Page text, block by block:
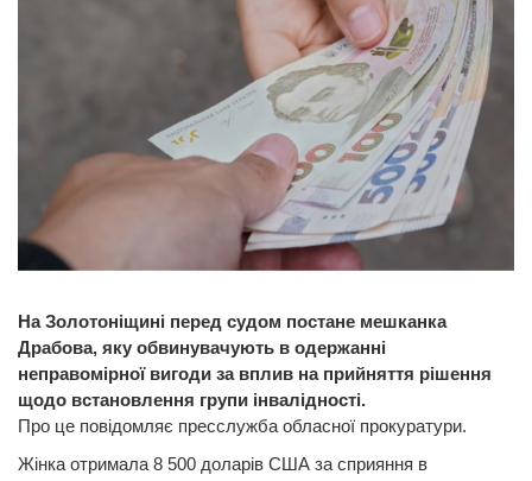
На Золотоніщині перед судом постане мешканка
Драбова, яку обвинувачують в одержанні
неправомірної вигоди за вплив на прийняття рішення
щодо встановлення групи інвалідності.
Про це повідомляє пресслужба обласної прокуратури.
Жінка отримала 8 500 доларів США за сприяння в